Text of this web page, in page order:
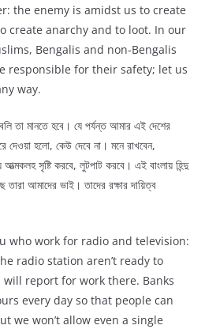
the enemy is amidst us to create
create anarchy and to loot. In our
Bengalis and non-Bengalis
responsible for their safety; let us
way.
তা মানতে হবে। যে পর্যন্ত আমার এই দেশের
দেওয়া হলো, কেউ দেবে না। মনে রাখবেন,
আত্মকলহ সৃষ্টি করবে, লুটপাট করবে। এই বাংলায় হিন্দু
তারা আমাদের ভাই। তাদের রক্ষার দায়িত্ব
who work for radio and television:
radio station aren’t ready to
report for work there. Banks
every day so that people can
we won’t allow even a single